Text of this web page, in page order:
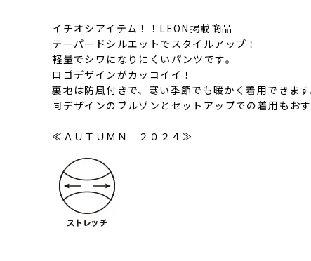
イチオシアイテム！！LEON掲載商品
テーパードシルエットでスタイルアップ！
軽量でシワになりにくいパンツです。
ロゴデザインがカッコイイ！
裏地は防風付きで、寒い季節でも暖かく着用できます
同デザインのブルゾンとセットアップでの着用もおす
≪ＡＵＴＵＭＮ ２０２４≫